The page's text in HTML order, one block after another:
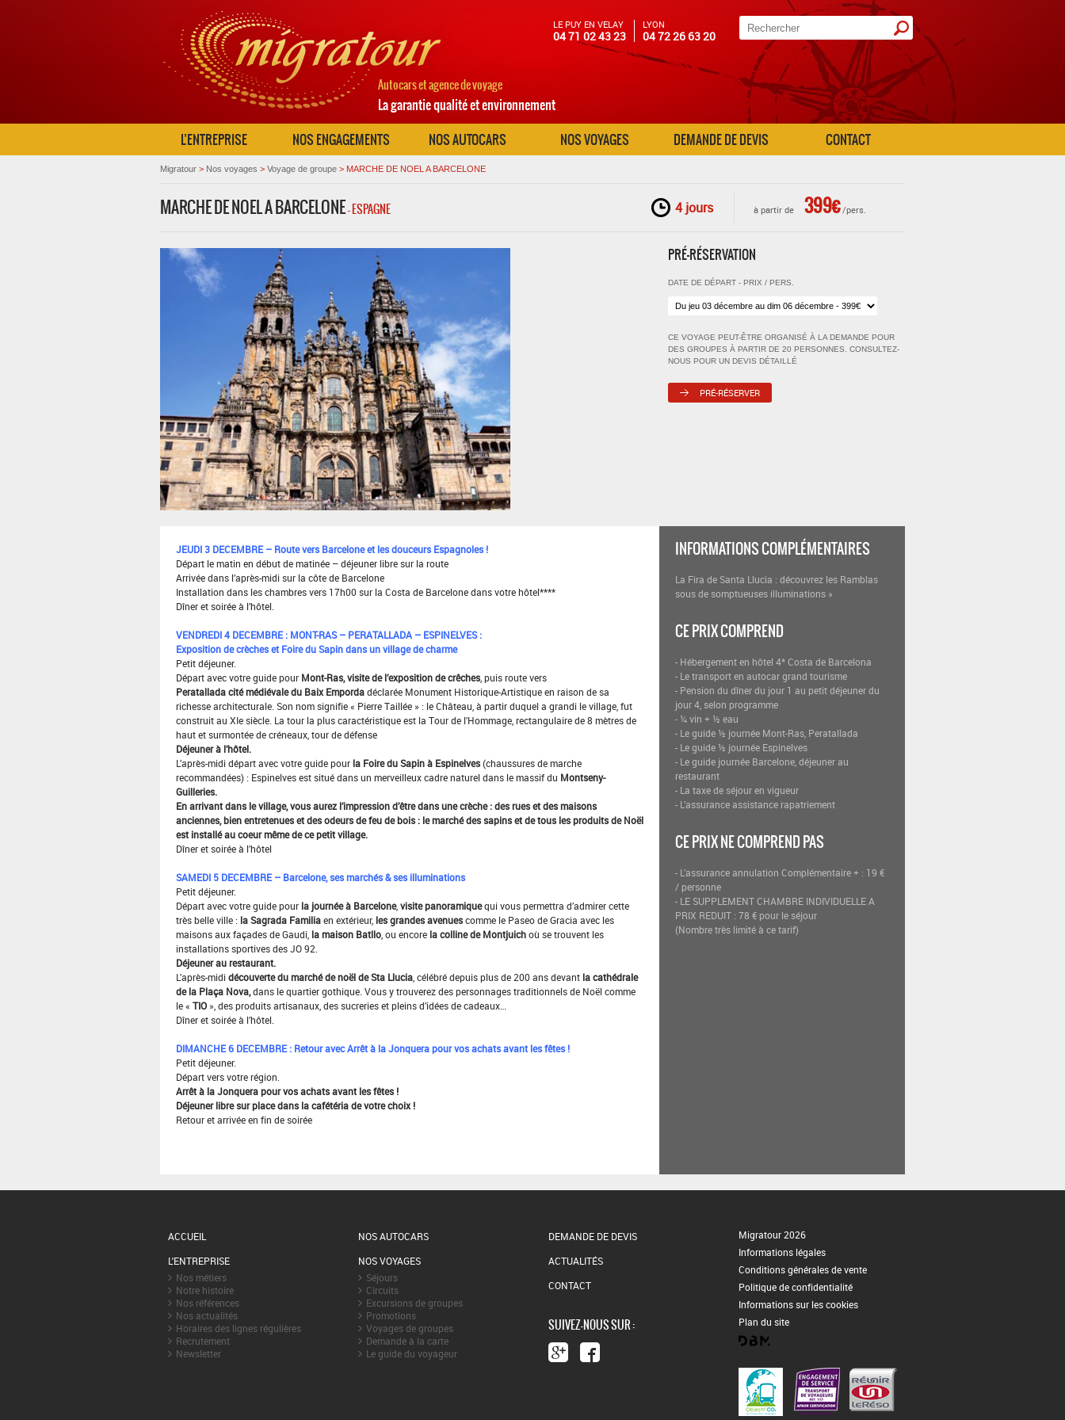
LE PUY EN VELAY
04 71 02 43 23
LYON
04 72 26 63 20
Autocars et agence de voyage
La garantie qualité et environnement
L’ENTREPRISE
NOS ENGAGEMENTS NOS AUTOCARS NOS VOYAGES DEMANDE DE DEVIS CONTACT
Migratour > Nos voyages > Voyage de groupe > MARCHE DE NOEL A BARCELONE
MARCHE DE NOEL A BARCELONE- ESPAGNE 4 jours à partir de 399€/pers.
PRÉ-RÉSERVATION
DATE DE DÉPART - PRIX / PERS.
CE VOYAGE PEUT-ÊTRE ORGANISÉ À LA DEMANDE POUR
DES GROUPES À PARTIR DE 20 PERSONNES. CONSULTEZ-
NOUS POUR UN DEVIS DÉTAILLÉ
JEUDI 3 DECEMBRE – Route vers Barcelone et les douceurs Espagnoles !
Départ le matin en début de matinée – déjeuner libre sur la route
Arrivée dans l’après-midi sur la côte de Barcelone
Installation dans les chambres vers 17h00 sur la Costa de Barcelone dans votre hôtel****
Dîner et soirée à l’hôtel.
VENDREDI 4 DECEMBRE : MONT-RAS – PERATALLADA – ESPINELVES :
Exposition de crèches et Foire du Sapin dans un village de charme
Petit déjeuner.
Départ avec votre guide pour Mont-Ras, visite de l’exposition de crêches, puis route vers
Peratallada cité médiévale du Baix Empordadéclarée Monument Historique-Artistique en raison de sa
richesse architecturale. Son nom signifie « Pierre Taillée » : le Château, à partir duquel a grandi le village, fut
construit au XIe siècle. La tour la plus caractéristique est la Tour de l’Hommage, rectangulaire de 8 mètres de
haut et surmontée de créneaux, tour de défense
Déjeuner à l’hôtel.
L’après-midi départ avec votre guide pour la Foire du Sapin à Espinelves(chaussures de marche
recommandées) : Espinelves est situé dans un merveilleux cadre naturel dans le massif du Montseny-
Guilleries.
En arrivant dans le village, vous aurez l’impression d’être dans une crèche : des rues et desmaisons
anciennes, bien entretenues et des odeurs de feu de bois : le marché des sapins et detous les produits de Noël
est installé au coeur même de ce petit village.
Dîner et soirée à l’hôtel
SAMEDI 5 DECEMBRE – Barcelone, ses marchés & ses illuminations
Petit déjeuner.
Départ avec votre guide pour la journée à Barcelone, visite panoramiquequi vous permettra d’admirer cette
très belle ville : la Sagrada Familiaen extérieur, les grandes avenuescomme le Paseo de Gracia avec les
maisons aux façades de Gaudi, la maison Batllo , ou encore la colline de Montjuichoù se trouvent les
installations sportives des JO 92.
Déjeuner au restaurant.
L’après-midi découverte du marché de noël de Sta Llucia , célébré depuis plus de 200 ans devant la cathédrale
de la Plaça Nova,dans le quartier gothique. Vous y trouverez des personnages traditionnels de Noël comme
le « TIO », des produits artisanaux, des sucreries et pleins d’idées de cadeaux…
Dîner et soirée à l’hôtel.
DIMANCHE 6 DECEMBRE : Retour avec Arrêt à la Jonquera pour vos achats avant les fêtes !
Petit déjeuner.
Départ vers votre région.
Arrêt à la Jonquera pour vos achats avant les fêtes !
Déjeuner libre sur place dans la cafétéria de votre choix !
Retour et arrivée en fin de soirée
INFORMATIONS COMPLÉMENTAIRES
La Fira de Santa Llucia : découvrez les Ramblas
sous de somptueuses illuminations »
CE PRIX COMPREND
- Hébergement en hôtel 4* Costa de Barcelona
- Le transport en autocar grand tourisme
- Pension du dîner du jour 1 au petit déjeuner du
jour 4, selon programme
- ¼ vin + ½ eau
- Le guide ½ journée Mont-Ras, Peratallada
- Le guide ½ journée Espinelves
- Le guide journée Barcelone, déjeuner au
restaurant
- La taxe de séjour en vigueur
- L’assurance assistance rapatriement
CE PRIX NE COMPREND PAS
- L’assurance annulation Complémentaire + : 19 €
/ personne
- LE SUPPLEMENT CHAMBRE INDIVIDUELLE A
PRIX REDUIT : 78 € pour le séjour
(Nombre très limité à ce tarif)
ACCUEIL
L'ENTREPRISE
Nos métiers
Notre histoire
Nos références
Nos actualités
Horaires des lignes régulières
Recrutement
Newsletter
NOS AUTOCARS
NOS VOYAGES
Séjours
Circuits
Excursions de groupes
Promotions
Voyages de groupes
Demande à la carte
Le guide du voyageur
DEMANDE DE DEVIS
ACTUALITÉS
CONTACT
SUIVEZ-NOUS SUR :
Migratour 2026
Informations légales
Conditions générales de vente
Politique de confidentialité
Informations sur les cookies
Plan du site